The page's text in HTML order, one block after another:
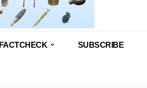
FACTCHECK SUBSCRIBE